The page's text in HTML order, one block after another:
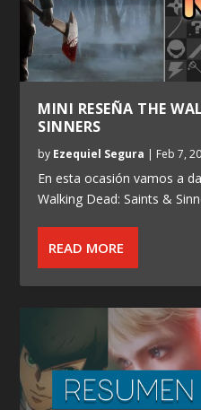
MINI RESEÑA THE
SINNERS
by Ezequiel Segura | Feb 7,
En esta ocasión vamos a
Walking Dead: Saints &
READ MORE